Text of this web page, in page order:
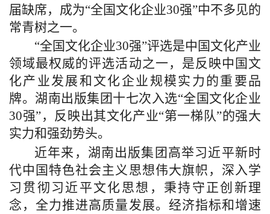
届缺席，成为“全国文化企业30强”中不多见的
常青树之一。
“全国文化企业30强”评选是中国文化产业
领域最权威的评选活动之一，是反映中国文
化产业发展和文化企业规模实力的重要品
牌。湖南出版集团十七次入选“全国文化企业
30强”，反映出其文化产业“第一梯队”的强大
实力和强劲势头。
近年来，湖南出版集团高举习近平新时
代中国特色社会主义思想伟大旗帜，深入学
习贯彻习近平文化思想，秉持守正创新理
念，全力推进高质量发展。经济指标和增速